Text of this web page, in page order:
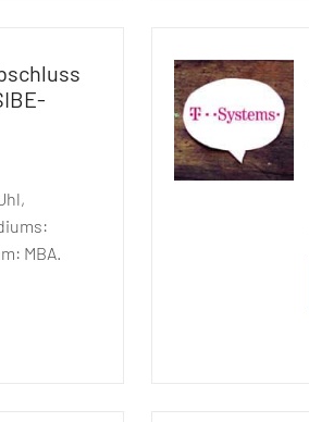
MBA.